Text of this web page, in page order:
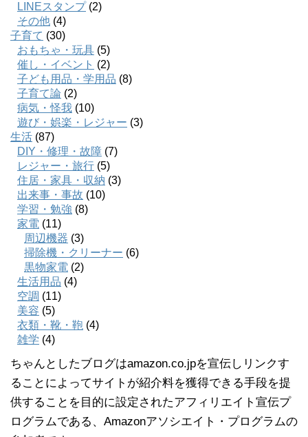
LINEスタンプ(2)
その他 (4)
子育て (30)
おもちゃ・玩具 (5)
催し・イベント (2)
子ども用品・学用品 (8)
子育て論 (2)
病気・怪我 (10)
遊び・娯楽・レジャー (3)
生活 (87)
DIY・修理・故障 (7)
レジャー・旅行 (5)
住居・家具・収納 (3)
出来事・事故 (10)
学習・勉強 (8)
家電 (11)
周辺機器 (3)
掃除機・クリーナー (6)
黒物家電 (2)
生活用品 (4)
空調 (11)
美容 (5)
衣類・靴・鞄 (4)
雑学 (4)
ちゃんとしたブログはamazon.co.jpを宣伝しリンクす
ることによってサイトが紹介料を獲得できる手段を提
供することを目的に設定されたアフィリエイト宣伝プ
ログラムである、Amazonアソシエイト・プログラムの